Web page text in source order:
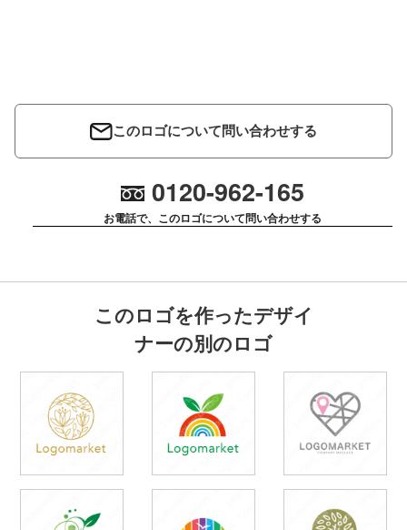
このロゴについて問い合わせする
0120-962-165
お電話で、このロゴについて問い合わせする
このロゴを作ったデザイ
ナーの別のロゴ